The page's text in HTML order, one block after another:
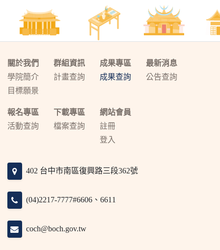
關於我們
學院簡介
目標願景
群組資訊
計畫查詢
成果專區
成果查詢
最新消息
公告查詢
報名專區
活動查詢
下載專區
檔案查詢
網站會員
註冊
登入
402 台中市南區復興路三段362號
(04)2217-7777#6606、6611
coch@boch.gov.tw